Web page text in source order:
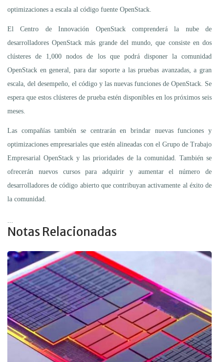
optimizaciones a escala al código fuente OpenStack.
El Centro de Innovación OpenStack comprenderá la nube de
desarrolladores OpenStack más grande del mundo, que consiste en dos
clústeres de 1,000 nodos de los que podrá disponer la comunidad
OpenStack en general, para dar soporte a las pruebas avanzadas, a gran
escala, del desempeño, el código y las nuevas funciones de OpenStack. Se
espera que estos clústeres de prueba estén disponibles en los próximos seis
meses.
Las compañías también se centrarán en brindar nuevas funciones y
optimizaciones empresariales que estén alineadas con el Grupo de Trabajo
Empresarial OpenStack y las prioridades de la comunidad. También se
ofrecerán nuevos cursos para adquirir y aumentar el número de
desarrolladores de código abierto que contribuyan activamente al éxito de
la comunidad.
Notas Relacionadas